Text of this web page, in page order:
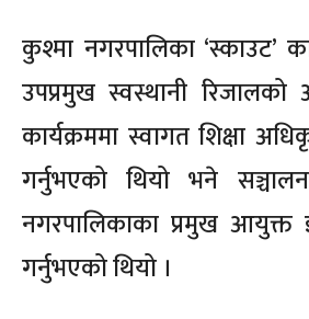
कुश्मा नगरपालिका ‘स्काउट’
उपप्रमुख स्वस्थानी रिजालको
कार्यक्रममा स्वागत शिक्षा
गर्नुभएको थियो भने
नगरपालिकाका प्रमुख आयुक्त
गर्नुभएको थियो ।